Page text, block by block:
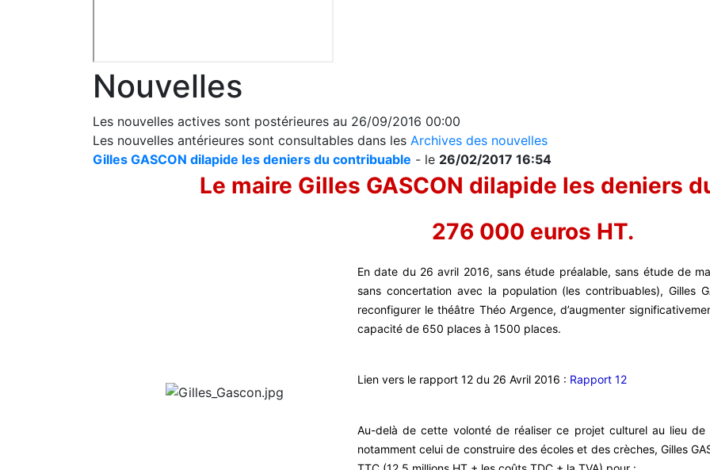
Nouvelles
Les nouvelles actives sont postérieures au 26/09/2016 00:00
Les nouvelles antérieures sont consultables dans les Archives des nouvelles
Gilles GASCON dilapide les deniers du contribuable - le 26/02/2017 16:54
Le maire Gilles GASCON dilapide les deniers
276 000 euros HT.
En date du 26 avril 2016, sans étude préalable, sans étude de
sans concertation avec la population (les contribuables), Gilles
reconfigurer le théâtre Théo Argence, d’augmenter
capacité de 650 places à 1500 places.
Lien vers le rapport 12 du 26 Avril 2016 : Rapport 12
Au-delà de cette volonté de réaliser ce projet culturel au lieu
notamment celui de construire des écoles et des crèches, Gilles